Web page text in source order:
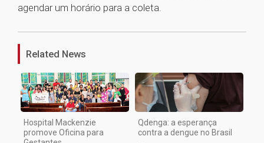
agendar um horário para a coleta.
1
Related News
Hospital Mackenzie
promove Oficina para
Qdenga: a esperança
contra a dengue no Brasil